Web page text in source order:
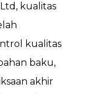
kualitas
kualitas
baku,
akhir